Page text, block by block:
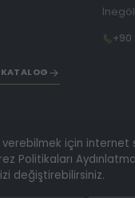
İnegöl
+90
verebilmek için
Politikaları
değiştirebilirsiniz.